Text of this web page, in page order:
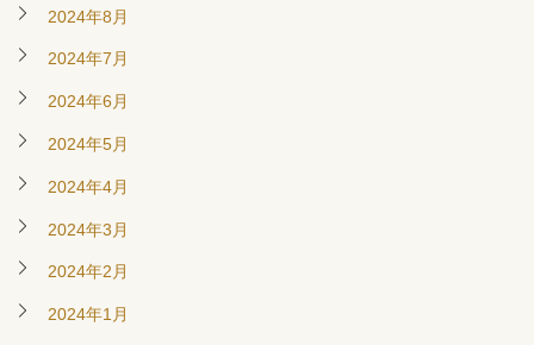
2024年8月
2024年7月
2024年6月
2024年5月
2024年4月
2024年3月
2024年2月
2024年1月